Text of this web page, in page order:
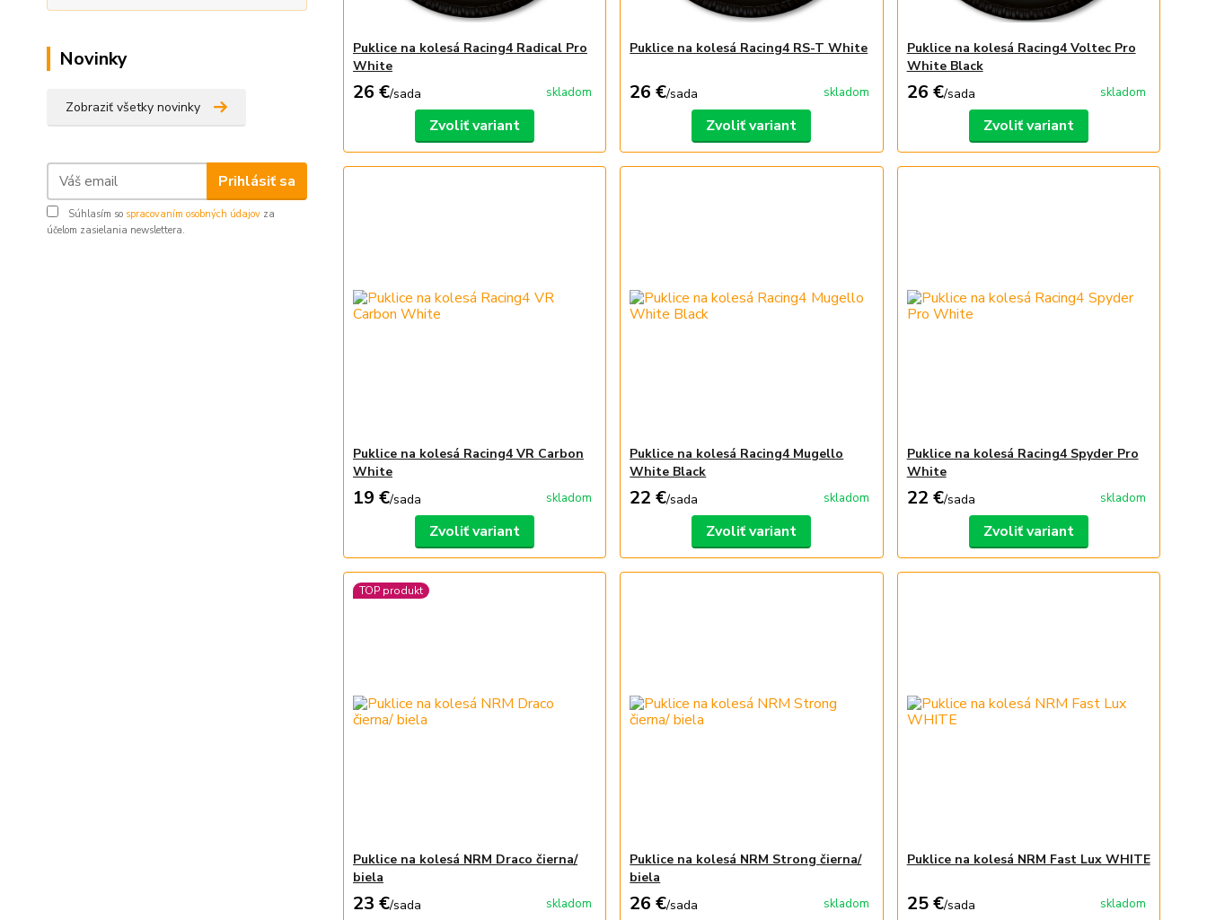
Novinky
Zobraziť všetky novinky
Prihlásiť sa
Súhlasím so spracovaním osobných údajov za
účelom zasielania newslettera.
Puklice na kolesá Racing4 Radical Pro
White
26 €/sada skladom
Zvoliť variant
Puklice na kolesá Racing4 RS-T White
26 €/sada skladom
Zvoliť variant
Puklice na kolesá Racing4 Voltec Pro
White Black
26 €/sada skladom
Zvoliť variant
Puklice na kolesá Racing4 VR Carbon
White
19 €/sada skladom
Zvoliť variant
Puklice na kolesá Racing4 Mugello
White Black
22 €/sada skladom
Zvoliť variant
Puklice na kolesá Racing4 Spyder Pro
White
22 €/sada skladom
Zvoliť variant
TOP produkt
Puklice na kolesá NRM Draco čierna/
biela
23 €/sada skladom
Puklice na kolesá NRM Strong čierna/
biela
26 €/sada skladom
Puklice na kolesá NRM Fast Lux WHITE
25 €/sada skladom